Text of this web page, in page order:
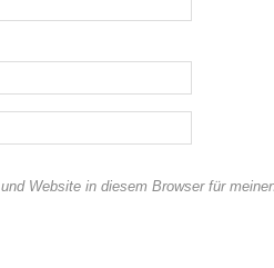
Website in diesem Browser für